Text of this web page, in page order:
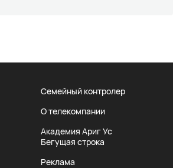
Семейный контролер
О телекомпании
Академия Ариг Ус
Бегущая строка
Реклама